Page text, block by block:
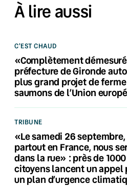
À lire aussi
C'EST CHAUD
«Complètement
préfecture de Gironde
plus grand projet de ferme
saumons de l’Union
TRIBUNE
«Le samedi 26 septembre,
partout en France, nous
dans la rue» : près de 1000
citoyens lancent un appel
un plan d’urgence